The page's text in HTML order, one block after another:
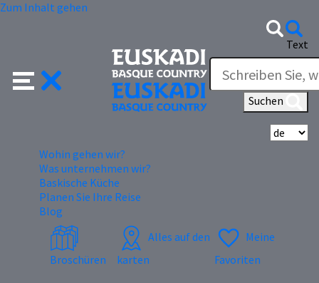
Zum Inhalt gehen
Text
Suchen
Wohin gehen wir?
Was unternehmen wir?
Baskische Küche
Planen Sie Ihre Reise
Blog
Broschüren
Alles auf den
karten
Meine
Favoriten